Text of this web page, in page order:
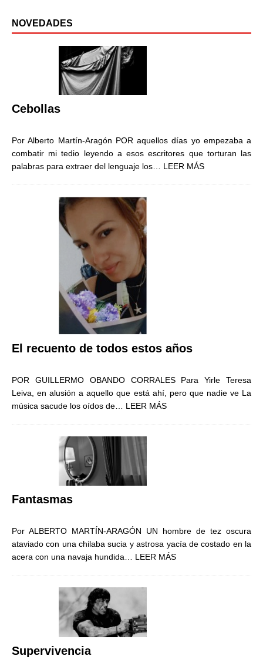
NOVEDADES
Cebollas
Por Alberto Martín-Aragón POR aquellos días yo empezaba a
combatir mi tedio leyendo a esos escritores que torturan las
palabras para extraer del lenguaje los… LEER MÁS
El recuento de todos estos años
POR GUILLERMO OBANDO CORRALES Para Yirle Teresa
Leiva, en alusión a aquello que está ahí, pero que nadie ve La
música sacude los oídos de… LEER MÁS
Fantasmas
Por ALBERTO MARTÍN-ARAGÓN UN hombre de tez oscura
ataviado con una chilaba sucia y astrosa yacía de costado en la
acera con una navaja hundida… LEER MÁS
Supervivencia